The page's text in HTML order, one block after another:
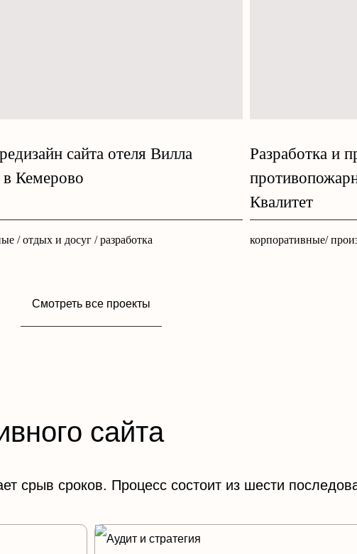
сайта отеля Вилла
Кемерово
/ отдых и досуг / разработка
Разработка и
Квалитет
корпоративные/
Смотреть все проекты
сайта
срыв сроков. Процесс состоит из шести